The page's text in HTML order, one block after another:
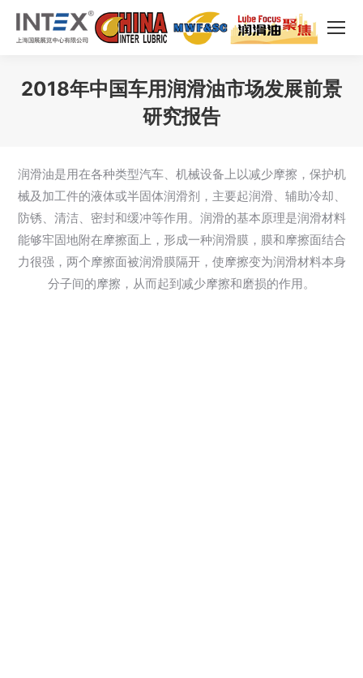
2018年中国车用润滑油市场发展前景
研究报告
润滑油是用在各种类型汽车、机械设备上以减少摩擦，保护机
械及加工件的液体或半固体润滑剂，主要起润滑、辅助冷却、
防锈、清洁、密封和缓冲等作用。润滑的基本原理是润滑材料
能够牢固地附在摩擦面上，形成一种润滑膜，膜和摩擦面结合
力很强，两个摩擦面被润滑膜隔开，使摩擦变为润滑材料本身
分子间的摩擦，从而起到减少摩擦和磨损的作用。